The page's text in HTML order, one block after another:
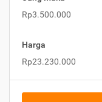
Rp3.500.000
Harga
Rp23.230.000